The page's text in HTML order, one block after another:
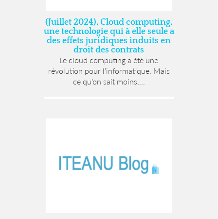
(Juillet 2024), Cloud computing,
une technologie qui à elle seule a
des effets juridiques induits en
droit des contrats
Le cloud computing a été une
révolution pour l’informatique. Mais
ce qu’on sait moins,...